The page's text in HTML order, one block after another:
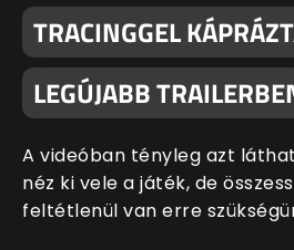
TRACINGGEL
LEGÚJABB
A videóban tényleg azt
néz ki vele a játék, de
feltétlenül van erre